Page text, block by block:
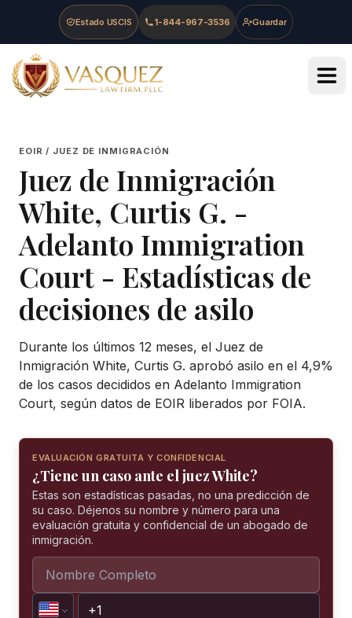
Skip to main content
Skip to navigation
Skip to footer
Estado USCIS 1-844-967-3536 Guardar
Vasquez Law Firm - Home
EOIR / JUEZ DE INMIGRACIÓN
Juez de Inmigración
White, Curtis G. -
Adelanto Immigration
Court - Estadísticas de
decisiones de asilo
Durante los últimos 12 meses, el Juez de
Inmigración White, Curtis G. aprobó asilo en el 4,9%
de los casos decididos en Adelanto Immigration
Court, según datos de EOIR liberados por FOIA.
EVALUACIÓN GRATUITA Y CONFIDENCIAL
¿Tiene un caso ante el juez White?
Estas son estadísticas pasadas, no una predicción de
su caso. Déjenos su nombre y número para una
evaluación gratuita y confidencial de un abogado de
inmigración.